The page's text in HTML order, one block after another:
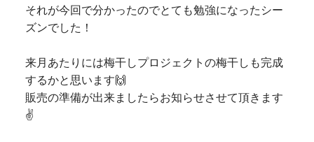
それが今回で分かったのでとても勉強になったシー
ズンでした！
来月あたりには梅干しプロジェクトの梅干しも完成
するかと思います🙌
販売の準備が出来ましたらお知らせさせて頂きます
✌️